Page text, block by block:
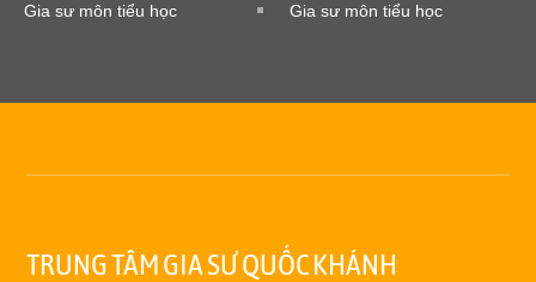
Gia sư môn tiểu học Gia sư môn tiểu học
TRUNG TÂM GIA SƯ QUỐC KHÁNH